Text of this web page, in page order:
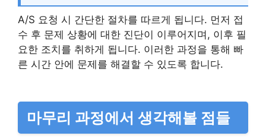
A/S 요청 시 간단한 절차를 따르게 됩니다. 먼저 접
수 후 문제 상황에 대한 진단이 이루어지며, 이후 필
요한 조치를 취하게 됩니다. 이러한 과정을 통해 빠
른 시간 안에 문제를 해결할 수 있도록 합니다.
마무리 과정에서 생각해볼 점들